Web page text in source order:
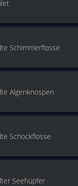
Schimmerflosse
Algenknospen
Schockflosse
Seehüpfer